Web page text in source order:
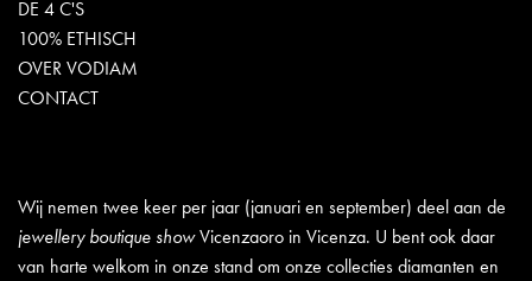
DE 4 C'S
100% ETHISCH
OVER VODIAM
CONTACT
Wij nemen twee keer per jaar (januari en september) deel aan de
jewellery boutique showVicenzaoro in Vicenza. U bent ook daar
van harte welkom in onze stand om onze collecties diamanten en